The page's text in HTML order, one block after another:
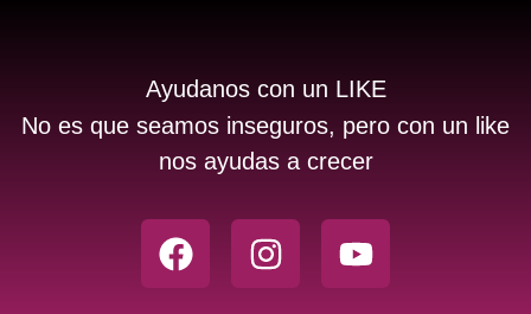
Ayudanos con un LIKE
No es que seamos inseguros, pero con un like
nos ayudas a crecer